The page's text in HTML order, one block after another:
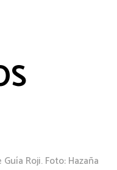
Roji. Foto: Hazaña